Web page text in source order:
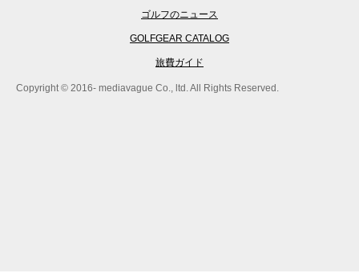
ゴルフのニュース
GOLFGEAR CATALOG
旅費ガイド
Copyright © 2016- mediavague Co., ltd. All Rights Reserved.